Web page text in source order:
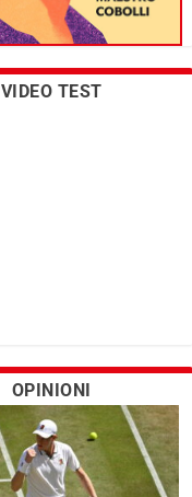
VIDEO TEST
OPINIONI